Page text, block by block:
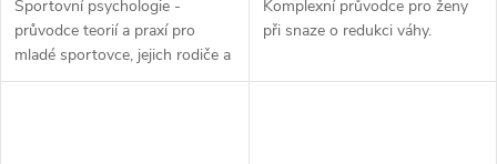
Sportovní psychologie -
průvodce teorií a praxí pro
mladé sportovce, jejich rodiče a
trenéry.
Komplexní průvodce pro ženy
při snaze o redukci váhy.